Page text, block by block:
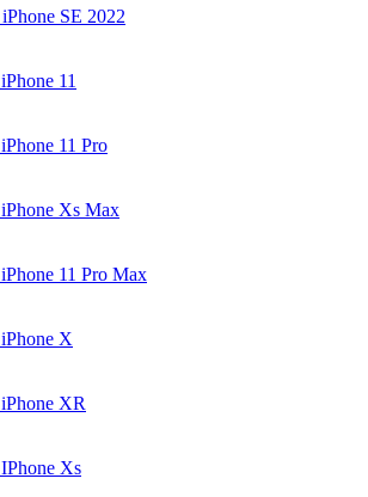
iPhone SE 2022
iPhone 11
iPhone 11 Pro
iPhone Xs Max
iPhone 11 Pro Max
iPhone X
iPhone XR
IPhone Xs